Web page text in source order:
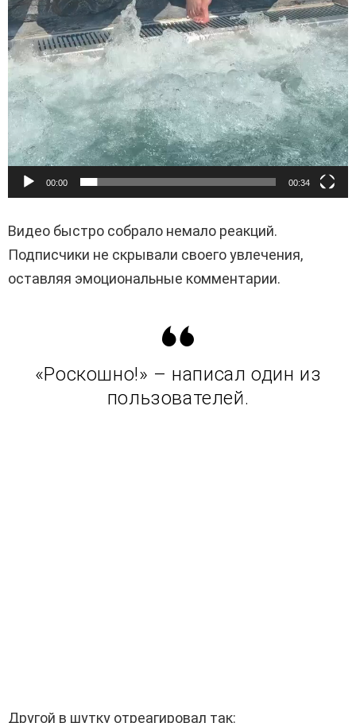
00:00 00:34
Видео быстро собрало немало реакций.
Подписчики не скрывали своего увлечения,
оставляя эмоциональные комментарии.
«Роскошно!» – написал один из
пользователей.
Другой в шутку отреагировал так: